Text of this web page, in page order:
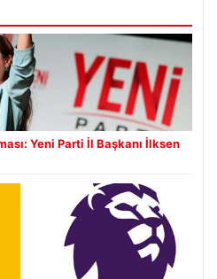
Yeni Parti İl Başkanı İlksen